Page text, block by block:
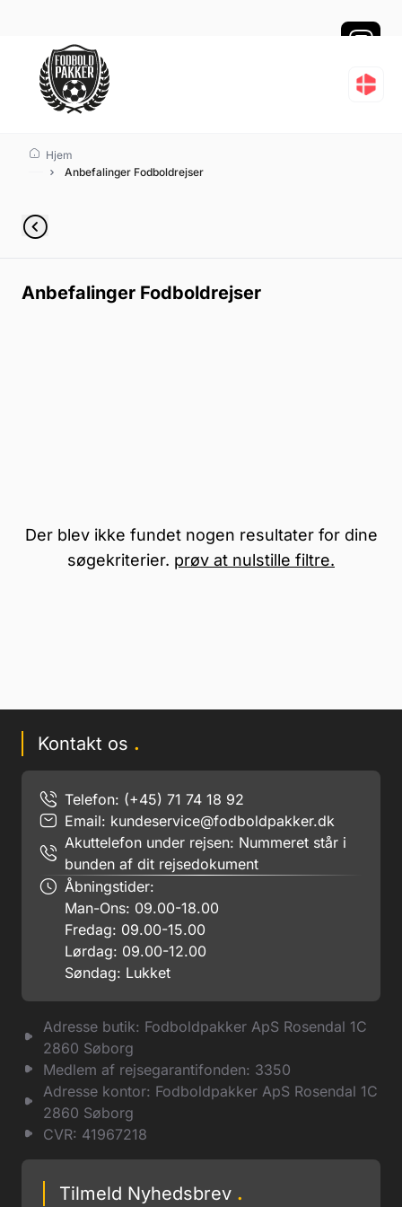
Anbefalinger
Hjem
Anbefalinger Fodboldrejser
Anbefalinger Fodboldrejser
Der blev ikke fundet nogen resultater for dine
søgekriterier. prøv at nulstille filtre.
Kontakt os .
Telefon: (+45) 71 74 18 92
Email: kundeservice@fodboldpakker.dk
Akuttelefon under rejsen: Nummeret står i
bunden af dit rejsedokument
Åbningstider:
Man-Ons: 09.00-18.00
Fredag: 09.00-15.00
Lørdag: 09.00-12.00
Søndag: Lukket
Adresse butik: Fodboldpakker ApS Rosendal 1C
2860 Søborg
Medlem af rejsegarantifonden: 3350
Adresse kontor: Fodboldpakker ApS Rosendal 1C
2860 Søborg
CVR: 41967218
Tilmeld Nyhedsbrev .